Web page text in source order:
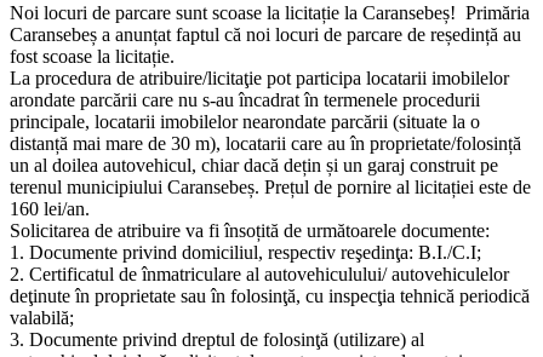
Noi locuri de parcare sunt scoase la licitație la Caransebeș! Primăria
Caransebeș a anunțat faptul că noi locuri de parcare de reședință au
fost scoase la licitație.
La procedura de atribuire/licitaţie pot participa locatarii imobilelor
arondate parcării care nu s-au încadrat în termenele procedurii
principale, locatarii imobilelor nearondate parcării (situate la o
distanță mai mare de 30 m), locatarii care au în proprietate/folosință
un al doilea autovehicul, chiar dacă dețin și un garaj construit pe
terenul municipiului Caransebeș. Prețul de pornire al licitației este de
160 lei/an.
Solicitarea de atribuire va fi însoțită de următoarele documente:
1. Documente privind domiciliul, respectiv reşedinţa: B.I./C.I;
2. Certificatul de înmatriculare al autovehiculului/ autovehiculelor
deţinute în proprietate sau în folosinţă, cu inspecţia tehnică periodică
valabilă;
3. Documente privind dreptul de folosinţă (utilizare) al